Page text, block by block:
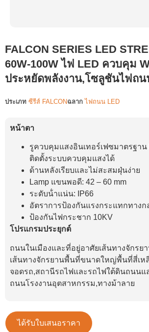
FALCON SERIES LED
60W-100W ไฟ LED ควบคุม
ประหยัดพลังงาน,โซลูชันไฟถน
ประเภท ซีรีส์ FALCONฉลาก ไฟถนน LED
หน้าตา
รูควบคุมแสงอินเทอร์เฟซมาตรฐาน
ติดตั้งระบบควบคุมแสงได้
ด้านหลังเรียบและไม่สะสมฝุ่นง่าย
Lamp แขนพอดี: 42 – 60 mm
ระดับน้ําแน่น: IP66
อัตราการป้องกันแรงกระแทกทางก
ป้องกันไฟกระชาก 10KV
โปรแกรมประยุกต์
ถนนในเมืองและที่อยู่อาศัยเส้นทางจักรย
เส้นทางจักรยานพื้นที่ขนาดใหญ่พื้นที่สี่เห
จอดรถ,สถานีรถไฟและรถไฟใต้ดินถนนแ
ถนนโรงงานอุตสาหกรรม,ทางม้าลาย
ได้รับใบเสนอราคา